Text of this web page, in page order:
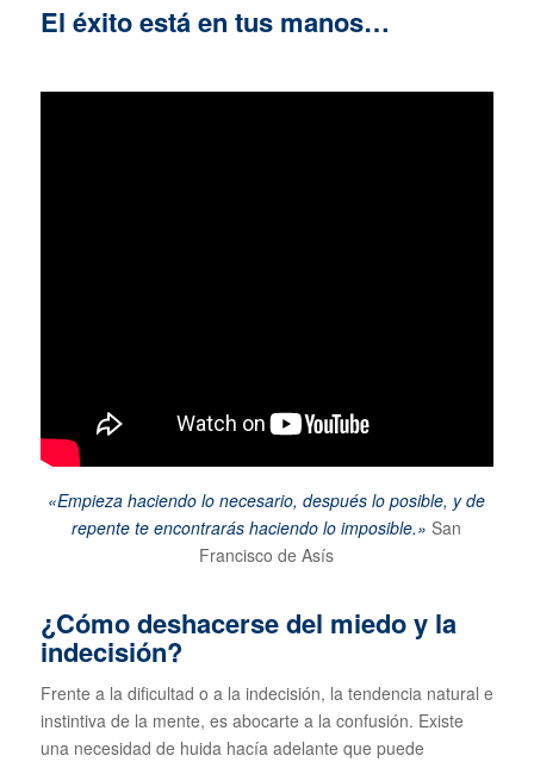
El éxito está en tus manos…
«Empieza haciendo lo necesario, después lo posible, y de
repente te encontrarás haciendo lo imposible.» San
Francisco de Asís
¿Cómo deshacerse del miedo y la
indecisión?
Frente a la dificultad o a la indecisión, la tendencia natural e
instintiva de la mente, es abocarte a la confusión. Existe
una necesidad de huida hacía adelante que puede